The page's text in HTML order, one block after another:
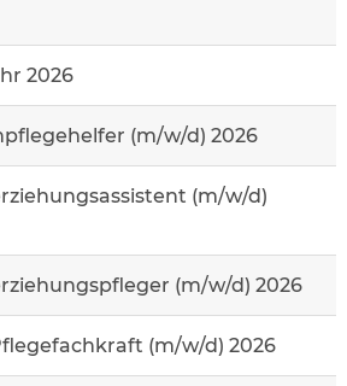
2026
(m/w/d) 2026
(m/w/d)
(m/w/d) 2026
(m/w/d) 2026